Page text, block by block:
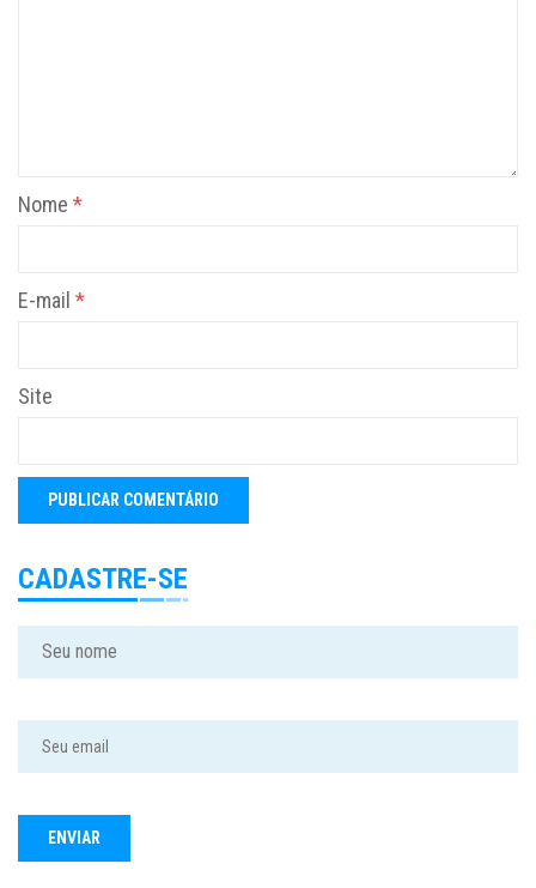
Nome *
E-mail *
Site
CADASTRE-SE